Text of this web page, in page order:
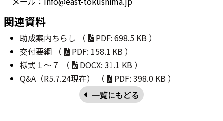
関連資料
助成案内ちらし （
PDF: 698.5 KB ）
交付要綱 （
PDF: 158.1 KB ）
様式１～７ （
DOCX: 31.1 KB ）
Q&A（R5.7.24現在） （
PDF: 398.0 KB ）
一覧にもどる